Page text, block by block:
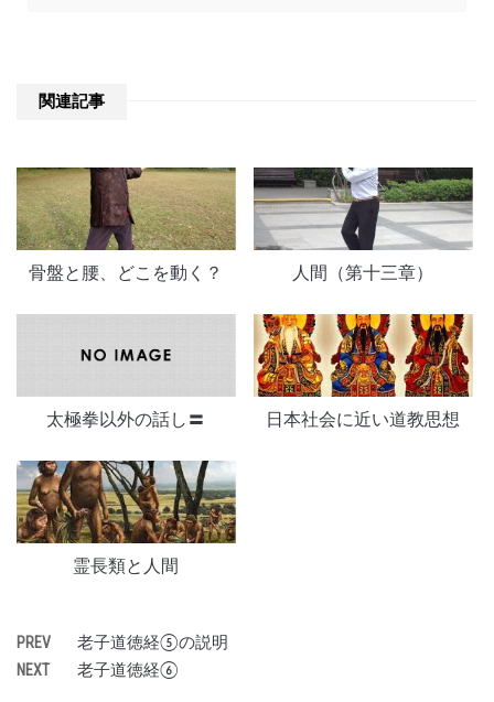
関連記事
骨盤と腰、どこを動く？ 人間（第十三章）
太極拳以外の話し〓 日本社会に近い道教思想
霊長類と人間
PREV 老子道徳経⑤の説明
NEXT 老子道徳経⑥